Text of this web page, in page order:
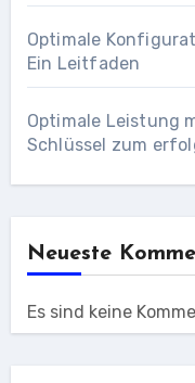
Optimale
Ein Leitfaden
Optimale Leistung
Schlüssel zum
Neueste
Es sind keine